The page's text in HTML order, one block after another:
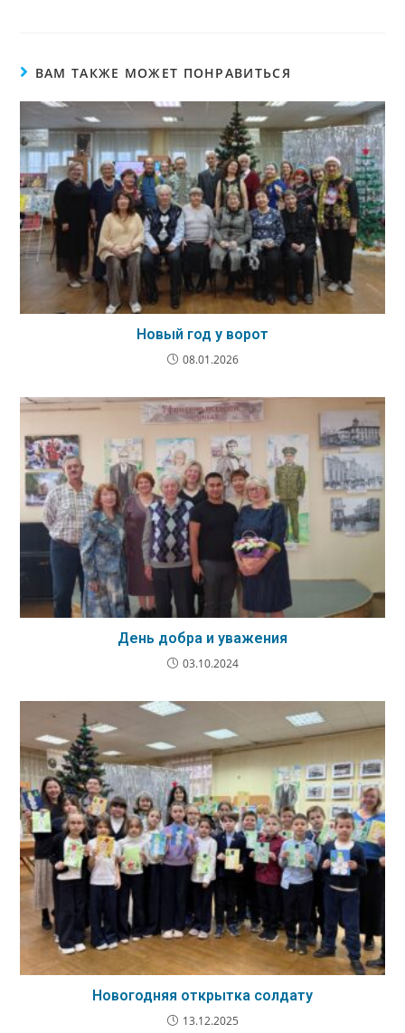
ВАМ ТАКЖЕ МОЖЕТ ПОНРАВИТЬСЯ
Новый год у ворот
08.01.2026
День добра и уважения
03.10.2024
Новогодняя открытка солдату
13.12.2025